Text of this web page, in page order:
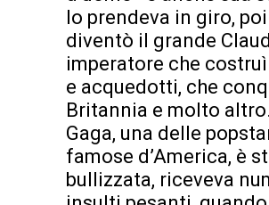
lo prendeva in giro, poi
diventò il grande
imperatore che
e acquedotti, che
Britannia e molto
Gaga, una delle
famose d’America, è
bullizzata, riceveva